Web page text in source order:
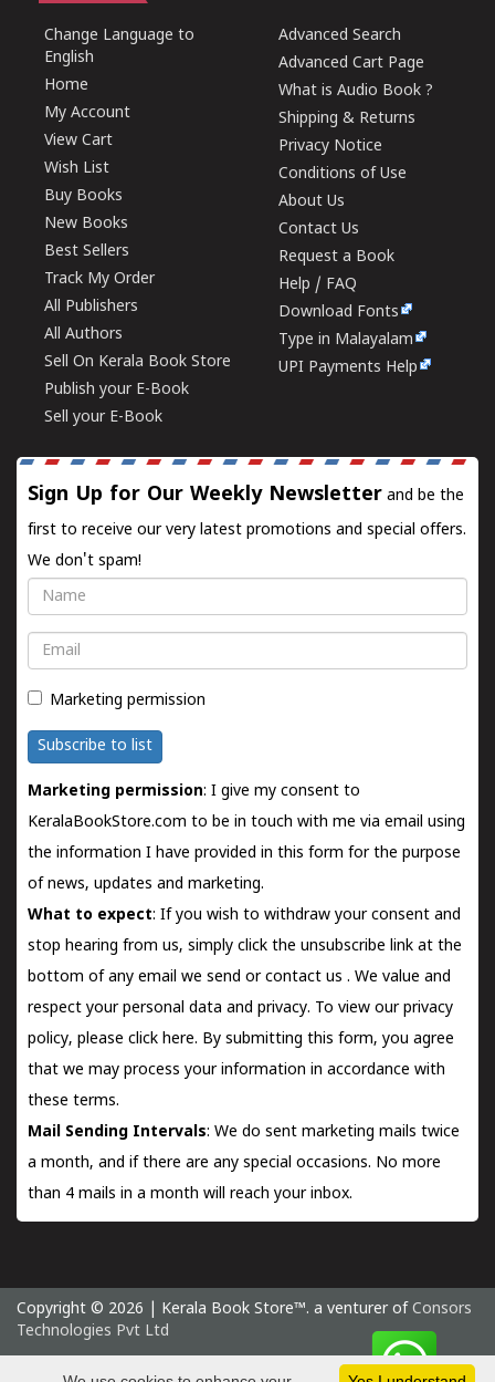
Change Language to
English
Home
My Account
View Cart
Wish List
Buy Books
New Books
Best Sellers
Track My Order
All Publishers
All Authors
Sell On Kerala Book Store
Publish your E-Book
Sell your E-Book
Advanced Search
Advanced Cart Page
What is Audio Book ?
Shipping & Returns
Privacy Notice
Conditions of Use
About Us
Contact Us
Request a Book
Help / FAQ
Download Fonts
Type in Malayalam
UPI Payments Help
Sign Up for Our Weekly Newsletter and be the
first to receive our very latest promotions and special offers.
We don't spam!
Name
Email
Marketing permission
Subscribe to list
Marketing permission: I give my consent to
KeralaBookStore.com to be in touch with me via email using
the information I have provided in this form for the purpose
of news, updates and marketing.
What to expect: If you wish to withdraw your consent and
stop hearing from us, simply click the unsubscribe link at the
bottom of any email we send orcontact us . We value and
respect your personal data and privacy. To view our privacy
policy, please click here. By submitting this form, you agree
that we may process your information in accordance with
these terms.
Mail Sending Intervals: We do sent marketing mails twice
a month, and if there are any special occasions. No more
than 4 mails in a month will reach your inbox.
Copyright © 2026 | Kerala Book Store™. a venturer of Consors
Technologies Pvt Ltd
Sunday 9 August, 2026 IST